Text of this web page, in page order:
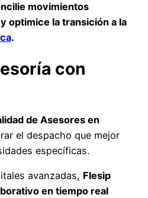
movimientos
optimice la transición a la
.
con
de Asesores en
el despacho que mejor
específicas.
avanzadas, Flesip
en tiempo real